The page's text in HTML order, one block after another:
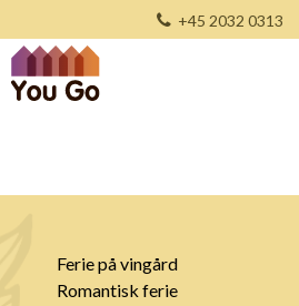
+45 2032 0313
Ferie på vingård
Romantisk ferie